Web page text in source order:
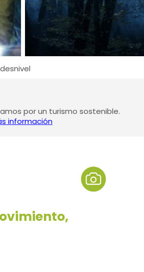
por un turismo sostenible.
información